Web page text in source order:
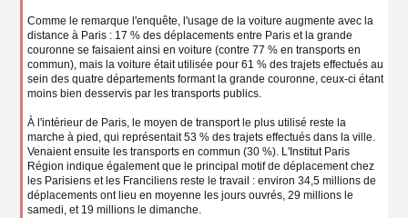
Comme le remarque l'enquête, l'usage de la voiture augmente avec la
distance à Paris : 17 % des déplacements entre Paris et la grande
couronne se faisaient ainsi en voiture (contre 77 % en transports en
commun), mais la voiture était utilisée pour 61 % des trajets effectués au
sein des quatre départements formant la grande couronne, ceux-ci étant
moins bien desservis par les transports publics.
À l'intérieur de Paris, le moyen de transport le plus utilisé reste la
marche à pied, qui représentait 53 % des trajets effectués dans la ville.
Venaient ensuite les transports en commun (30 %). L'Institut Paris
Région indique également que le principal motif de déplacement chez
les Parisiens et les Franciliens reste le travail : environ 34,5 millions de
déplacements ont lieu en moyenne les jours ouvrés, 29 millions le
samedi, et 19 millions le dimanche.